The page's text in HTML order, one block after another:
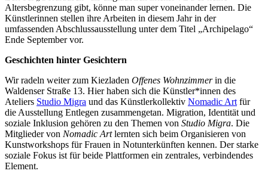
Altersbegrenzung gibt, könne man super voneinander lernen. Die
Künstlerinnen stellen ihre Arbeiten in diesem Jahr in der
umfassenden Abschlussausstellung unter dem Titel „Archipelago“
Ende September vor.
Geschichten hinter Gesichtern
Wir radeln weiter zum Kiezladen Offenes Wohnzimmerin die
Waldenser Straße 13. Hier haben sich die Künstler*innen des
Ateliers Studio Migra und das Künstlerkollektiv Nomadic Art für
die Ausstellung Entlegen zusammengetan. Migration, Identität und
soziale Inklusion gehören zu den Themen von Studio Migra. Die
Mitglieder von Nomadic Artlernten sich beim Organisieren von
Kunstworkshops für Frauen in Notunterkünften kennen. Der starke
soziale Fokus ist für beide Plattformen ein zentrales, verbindendes
Element.